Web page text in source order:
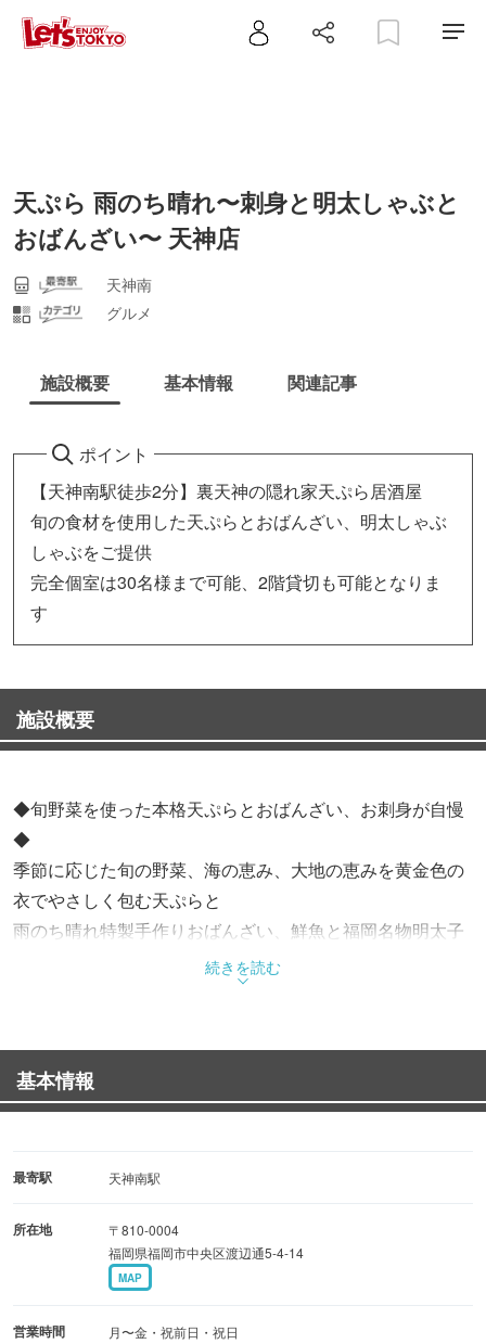
天ぷら 雨のち晴れ〜刺身と明太しゃぶと
おばんざい〜 天神店
天神南
グルメ
施設概要 基本情報 関連記事
ポイント
【天神南駅徒歩2分】裏天神の隠れ家天ぷら居酒屋
旬の食材を使用した天ぷらとおばんざい、明太しゃぶ
しゃぶをご提供
完全個室は30名様まで可能、2階貸切も可能となりま
す
施設概要
◆旬野菜を使った本格天ぷらとおばんざい、お刺身が自慢
◆
季節に応じた旬の野菜、海の恵み、大地の恵みを黄金色の
衣でやさしく包む天ぷらと
雨のち晴れ特製手作りおばんざい、鮮魚と福岡名物明太子
を使用した【明太しゃぶしゃぶ】をご提供
2階席は個室が6部屋。最大30名様までご利用可能となりま
各種御宴会、接待会合、仲間内同士のお集りや記念日など
様々なシーンでご利用頂けます。
皆さまのご来店を心よりお待ちしております。
続きを読む
基本情報
最寄駅 天神南駅
所在地
〒810-0004
福岡県福岡市中央区渡辺通5-4-14
MAP
営業時間
月〜金・祝前日・祝日